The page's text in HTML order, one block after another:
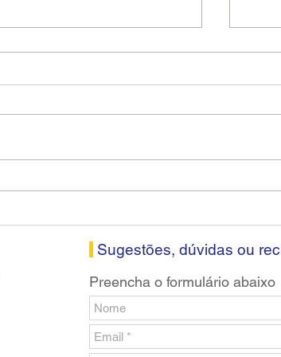
Sugestões, dúvidas ou
Preencha o formulário abaixo